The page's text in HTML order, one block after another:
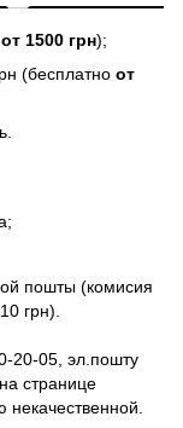
от 1500 грн);
(бесплатно от
пошты (комисия
грн).
20-05, эл.пошту
странице
некачественной.